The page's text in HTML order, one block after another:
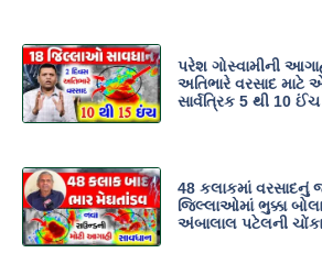
પરેશ ગોસ્વામીની
અતિભારે વરસાદ માટે
સાર્વત્રિક 5 થી 10
48 કલાકમાં
જિલ્લાઓમાં ભુક્કા
અંબાલાલ પટેલની